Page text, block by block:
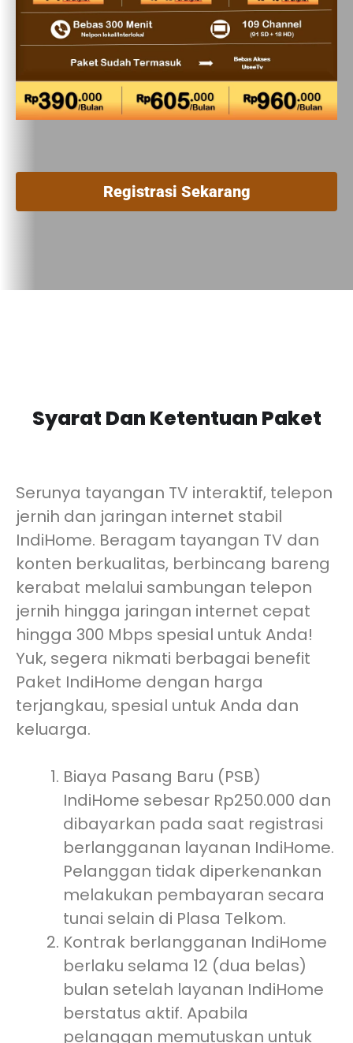
Registrasi Sekarang
Syarat Dan Ketentuan Paket
Serunya tayangan TV interaktif, telepon
jernih dan jaringan internet stabil
IndiHome. Beragam tayangan TV dan
konten berkualitas, berbincang bareng
kerabat melalui sambungan telepon
jernih hingga jaringan internet cepat
hingga 300 Mbps spesial untuk Anda!
Yuk, segera nikmati berbagai benefit
Paket IndiHome dengan harga
terjangkau, spesial untuk Anda dan
keluarga.
Biaya Pasang Baru (PSB)
IndiHome sebesar Rp250.000 dan
dibayarkan pada saat registrasi
berlangganan layanan IndiHome.
Pelanggan tidak diperkenankan
melakukan pembayaran secara
tunai selain di Plasa Telkom.
Kontrak berlangganan IndiHome
berlaku selama 12 (dua belas)
bulan setelah layanan IndiHome
berstatus aktif. Apabila
pelanggan memutuskan untuk